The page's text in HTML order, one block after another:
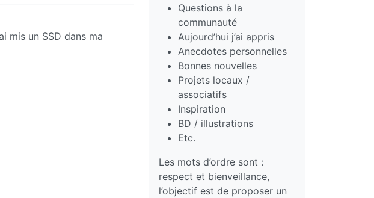
mis un SSD dans ma
Questions à la
communauté
Aujourd’hui j’ai appris
Anecdotes personnelles
Bonnes nouvelles
Projets locaux /
associatifs
Inspiration
BD / illustrations
Etc.
Les mots d’ordre sont :
respect et bienveillance,
l’objectif est de proposer un